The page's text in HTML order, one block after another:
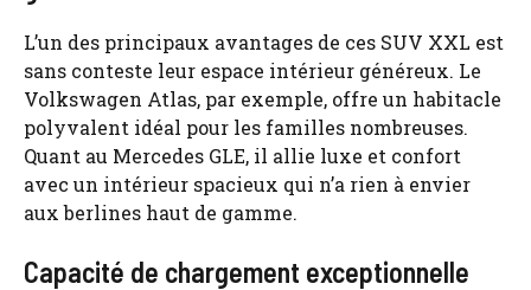
L’un des principaux avantages de ces SUV XXL est
sans conteste leur espace intérieur généreux. Le
Volkswagen Atlas, par exemple, offre un habitacle
polyvalent idéal pour les familles nombreuses.
Quant au Mercedes GLE, il allie luxe et confort
avec un intérieur spacieux qui n’a rien à envier
aux berlines haut de gamme.
Capacité de chargement exceptionnelle